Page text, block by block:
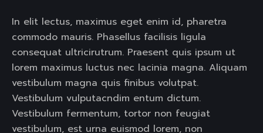
In elit lectus, maximus eget enim id, pharetra
commodo mauris. Phasellus facilisis ligula
consequat ultricirutrum. Praesent quis ipsum ut
lorem maximus luctus nec lacinia magna. Aliquam
vestibulum magna quis finibus volutpat.
Vestibulum vulputacndim entum dictum.
Vestibulum fermentum, tortor non feugiat
vestibulum, est urna euismod lorem, non